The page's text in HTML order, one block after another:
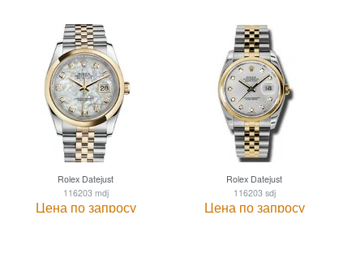
Rolex Datejust
116203 mdj
Цена по запросу
Rolex Datejust
116203 sdj
Цена по запросу